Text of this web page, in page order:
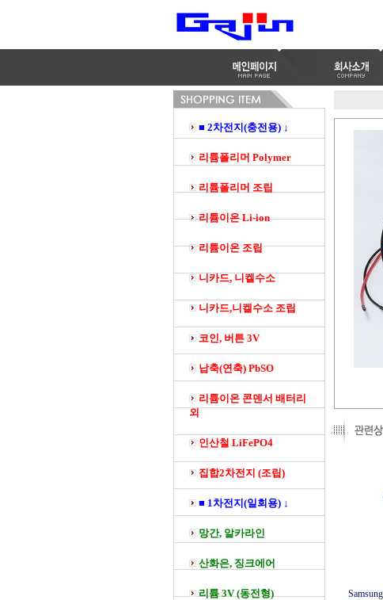
■ 2차전지(충전용) ↓
리튬폴리머 Polymer
리튬폴리머 조립
리튬이온 Li-ion
리튬이온 조립
니카드, 니켈수소
니카드,니켈수소 조립
코인, 버튼 3V
납축(연축) PbSO
리튬이온 콘덴서 배터리
외
인산철 LiFePO4
집합2차전지 (조립)
■ 1차전지(일회용) ↓
망간, 알카라인
산화은, 징크에어
리튬 3V (동전형)